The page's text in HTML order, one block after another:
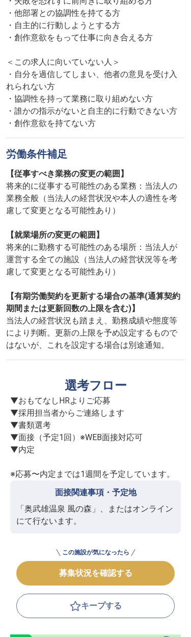
・他部署との協調性を持てる方
・自主的に行動しようとする方
・創作意欲をもって仕事に向き合える方
＜この求人に向いていない人＞
・自分を過信してしまい、他者の意見を受け入
れられない方
・協調性を持って業務に取り組めない方
・誰かの指示がないと自主的に行動できない方
・創作意欲を持てない方
労働条件補足
【従事すべき業務の変更の範囲】
将来的に従事する可能性のある業務：当法人の
業務全般（当法人の経営状況や本人の適性を考
慮して変更となる可能性あり）
【就業場所の変更の範囲】
将来的に勤務する可能性のある場所：当法人が
運営する全ての施設（当法人の経営状況等を考
慮して変更となる可能性あり）
【有期労働契約を更新する場合の基準(通算契約
期間または更新回数の上限を含む)】
当法人の経営状況も踏まえ、勤務成績や態度等
により判断。更新の上限を予め設定するもので
はないが、これを設定する場合は別途通知。
選考フロー
▼おもてなしHRよりご応募
▼採用担当者からご連絡します
▼書類選考
▼面接（予定1回）※WEB面接対応可
▼内定
※応募〜内定までは1週間を予定しています。
面接関連事項・予定地
「奥武雄温泉 風の森」、またはオンライン
にて行ないます。
この施設が気になったら
募集状況を確認する
キープする